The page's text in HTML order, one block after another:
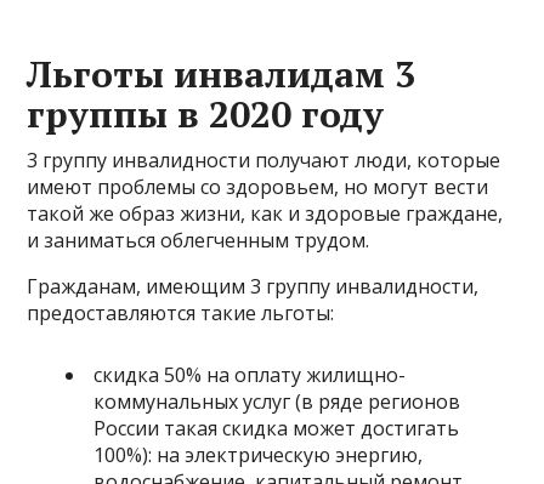
Льготы инвалидам 3
группы в 2020 году
3 группу инвалидности получают люди, которые
имеют проблемы со здоровьем, но могут вести
такой же образ жизни, как и здоровые граждане,
и заниматься облегченным трудом.
Гражданам, имеющим 3 группу инвалидности,
предоставляются такие льготы:
скидка 50% на оплату жилищно-
коммунальных услуг (в ряде регионов
России такая скидка может достигать
100%): на электрическую энергию,